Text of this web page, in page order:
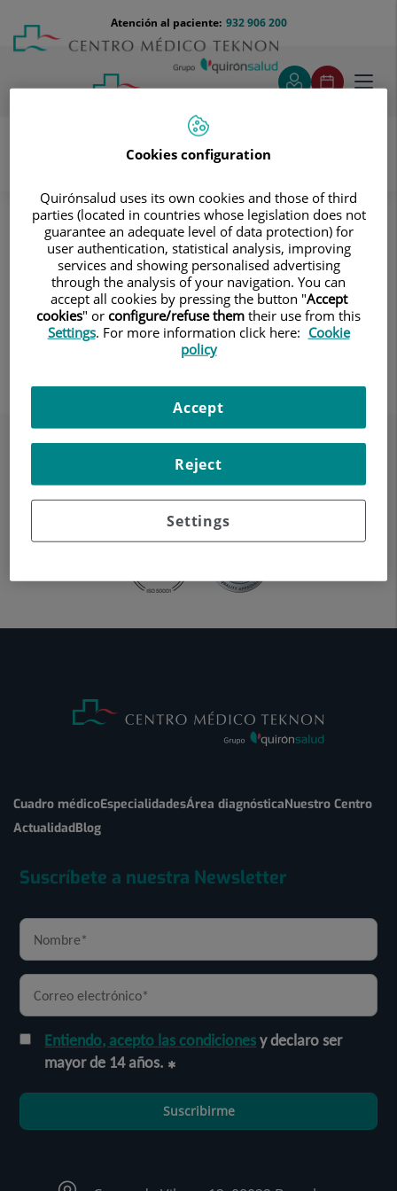
contenido
Menú
teléfono
cabecera
932 906 200
Atención al paciente:
Unidad de Pediatría
Servicios
Escuela de Familias
Escuela de Familias
Descubre consejos, herramientas y
recursos pensados para acompañarte
en el embarazo y en cada etapa del
crecimiento de tu hijo.
Cuadro médicoEspecialidadesÁrea diagnósticaNuestro Centro
ActualidadBlog
Suscríbete a nuestra Newsletter
Entiendo, acepto las condicionesy declaro ser
mayor de 14 años.
Suscribirme
Cookies configuration
Quirónsalud uses its own cookies and those of third
parties (located in countries whose legislation does not
guarantee an adequate level of data protection) for
user authentication, statistical analysis, improving
services and showing personalised advertising
through the analysis of your navigation. You can
accept all cookies by pressing the button "Accept
cookies" or configure/refuse them their use from this
Settings. For more information click here: Cookie
policy
Settings
Reject
Accept